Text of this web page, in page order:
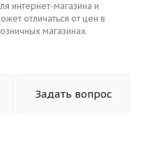
интернет-магазина и
отличаться от цен в
магазинах
Задать вопрос